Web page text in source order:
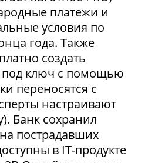
платежи и
условия по
года. Также
создать
под ключ с помощью
переносятся с
настраивают
Банк сохранил
пострадавших
в IT-продукте